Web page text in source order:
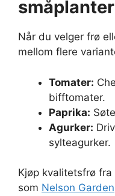
småplanter
Når du velger frø
mellom flere
Tomater:
bifftomater.
Paprika:
Agurker:
sylteagurker.
Kjøp kvalitetsfrø
som Nelson Garden